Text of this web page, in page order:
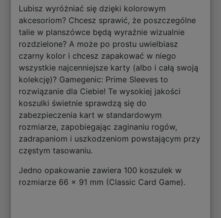
Lubisz wyróżniać się dzięki kolorowym
akcesoriom? Chcesz sprawić, że poszczególne
talie w planszówce będą wyraźnie wizualnie
rozdzielone? A może po prostu uwielbiasz
czarny kolor i chcesz zapakować w niego
wszystkie najcenniejsze karty (albo i całą swoją
kolekcję)? Gamegenic: Prime Sleeves to
rozwiązanie dla Ciebie! Te wysokiej jakości
koszulki świetnie sprawdzą się do
zabezpieczenia kart w standardowym
rozmiarze, zapobiegając zaginaniu rogów,
zadrapaniom i uszkodzeniom powstającym przy
częstym tasowaniu.
Jedno opakowanie zawiera 100 koszulek w
rozmiarze 66 x 91 mm (Classic Card Game).